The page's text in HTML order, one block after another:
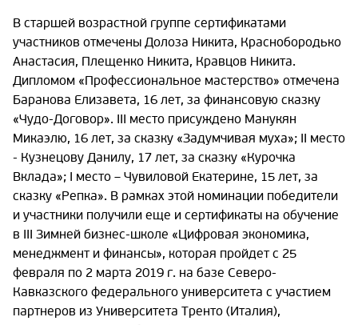
В старшей возрастной группе сертификатами
участников отмечены Долоза Никита, Краснобородько
Анастасия, Плещенко Никита, Кравцов Никита.
Дипломом «Профессиональное мастерство» отмечена
Баранова Елизавета, 16 лет, за финансовую сказку
«Чудо-Договор». III место присуждено Манукян
Микаэлю, 16 лет, за сказку «Задумчивая муха»; II место
- Кузнецову Данилу, 17 лет, за сказку «Курочка
Вклада»; I место – Чувиловой Екатерине, 15 лет, за
сказку «Репка». В рамках этой номинации победители
и участники получили еще и сертификаты на обучение
в III Зимней бизнес-школе «Цифровая экономика,
менеджмент и финансы», которая пройдет с 25
февраля по 2 марта 2019 г. на базе Северо-
Кавказского федерального университета с участием
партнеров из Университета Тренто (Италия),